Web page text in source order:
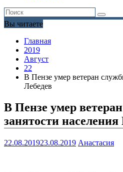
Вы читаете
Главная
2019
Август
22
В Пензе умер ветеран
Лебедев
В Пензе умер
занятости
22.08.201923.08.2019 Анастасия